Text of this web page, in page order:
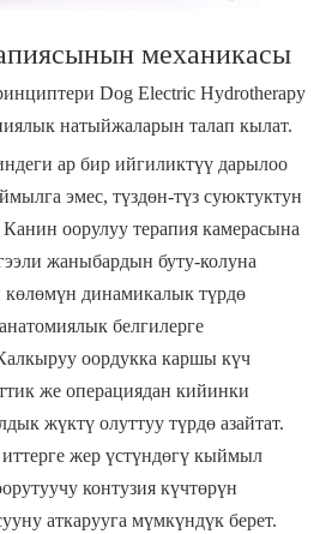
механикасы
Dog Electric Hydrotherapy
натыйжаларын талап кылат.
ар бир ийгиликтүү дарылоо
эмес, түздөн-түз суюктуктун
оорулуу терапия камерасына
жаныбардын буту-колуна
динамикалык түрдө
белгилерге
оордукка каршы күч
же операциядан кийинки
жүктү олуттуу түрдө азайтат.
жер үстүндөгү кыймыл
контузия күчтөрүн
аткарууга мүмкүндүк берет.